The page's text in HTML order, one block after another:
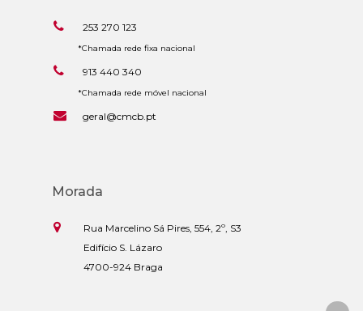
253 270 123
*Chamada rede fixa nacional
913 440 340
*Chamada rede móvel nacional
geral@cmcb.pt
Morada
Rua Marcelino Sá Pires, 554, 2º, S3
Edifício S. Lázaro
4700-924 Braga